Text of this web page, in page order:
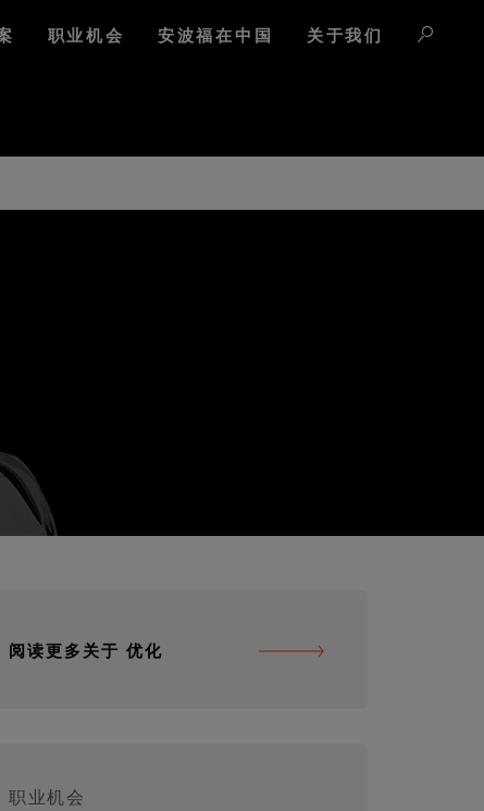
职业机会 安波福在中国 关于我们
阅读更多关于 优化
职业机会